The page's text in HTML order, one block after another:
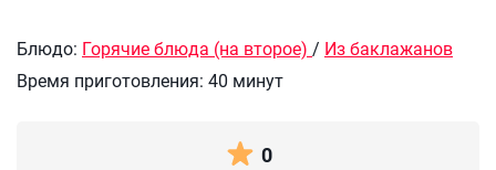
Блюдо: Горячие блюда (на второе) / Из баклажанов
Время приготовления: 40 минут
0